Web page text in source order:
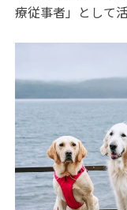
療従事者」として